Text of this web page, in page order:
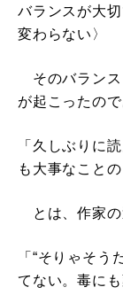
バランスが大
変わらない〉
そのバランス
が起こったので
「久しぶりに
も大事なこと
とは、作家の
「“そりゃそう
てない。毒に